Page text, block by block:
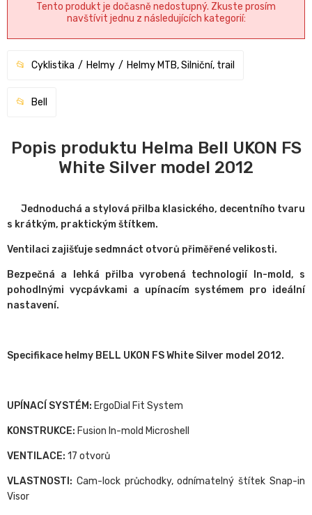
Tento produkt je dočasně nedostupný. Zkuste prosím
navštívit jednu z následujících kategorií:
Cyklistika Helmy Helmy MTB, Silniční, trail
Bell
Popis produktu Helma Bell UKON FS
White Silver model 2012
Jednoduchá a stylová přilba klasického, decentního tvaru
s krátkým, praktickým štítkem.
Ventilaci zajišťuje sedmnáct otvorů přiměřené velikosti.
Bezpečná a lehká přilba vyrobená technologií In-mold, s
pohodlnými vycpávkami a upínacím systémem pro ideální
nastavení.
Specifikace helmy BELL UKON FS White Silver model 2012.
UPÍNACÍ SYSTÉM: ErgoDial Fit System
KONSTRUKCE: Fusion In-mold Microshell
VENTILACE: 17 otvorů
VLASTNOSTI: Cam-lock průchodky, odnímatelný štítek Snap-in
Visor